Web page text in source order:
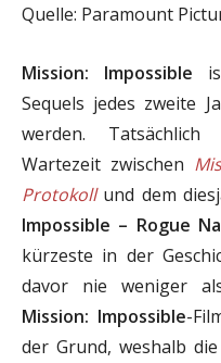
Quelle: Paramount
Mission: Impossible
Sequels jedes zweite
werden.
Wartezeit zwischen
Protokollund dem
Impossible – Rogue
kürzeste in der
davor nie weniger
Mission: Impossible-
der Grund, weshalb